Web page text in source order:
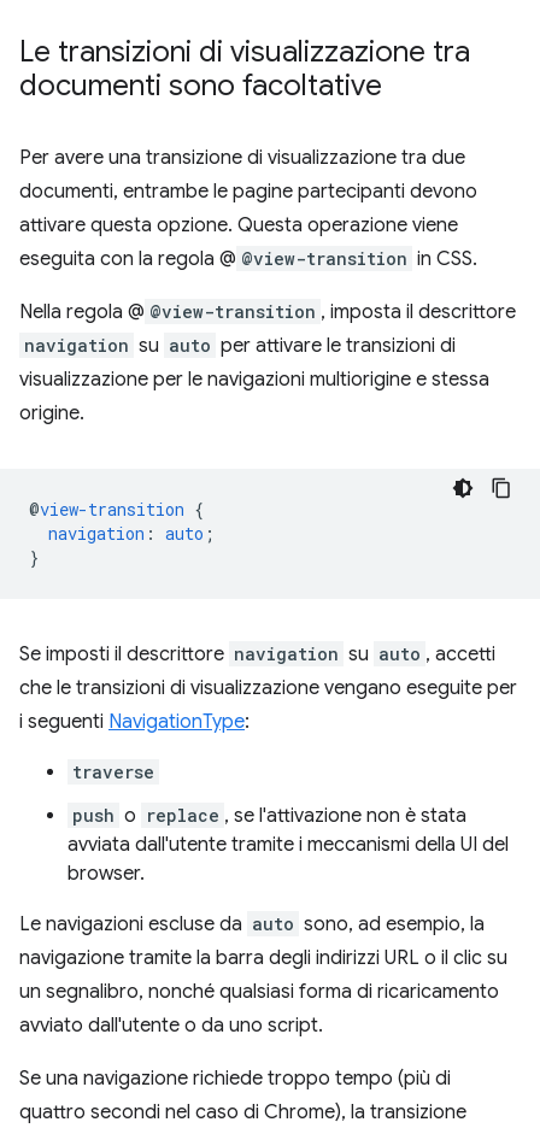
Le transizioni di visualizzazione tra
documenti sono facoltative
Per avere una transizione di visualizzazione tra due
documenti, entrambe le pagine partecipanti devono
attivare questa opzione. Questa operazione viene
eseguita con la regola @ @view-transition in CSS.
Nella regola @ @view-transition , imposta il descrittore
navigation su auto per attivare le transizioni di
visualizzazione per le navigazioni multiorigine e stessa
origine.
@view-transition {
navigation : auto ;
}
Se imposti il descrittore navigation su auto , accetti
che le transizioni di visualizzazione vengano eseguite per
i seguenti NavigationType:
traverse
push o replace , se l'attivazione non è stata
avviata dall'utente tramite i meccanismi della UI del
browser.
Le navigazioni escluse da auto sono, ad esempio, la
navigazione tramite la barra degli indirizzi URL o il clic su
un segnalibro, nonché qualsiasi forma di ricaricamento
avviato dall'utente o da uno script.
Se una navigazione richiede troppo tempo (più di
quattro secondi nel caso di Chrome), la transizione